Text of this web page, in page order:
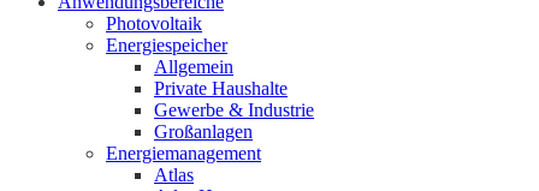
Photovoltaik
Energiespeicher
Allgemein
Private Haushalte
Gewerbe & Industrie
Großanlagen
Energiemanagement
Atlas